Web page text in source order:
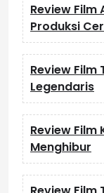
Review Film
Produksi
Review
Legendaris
Review Film
Menghibur